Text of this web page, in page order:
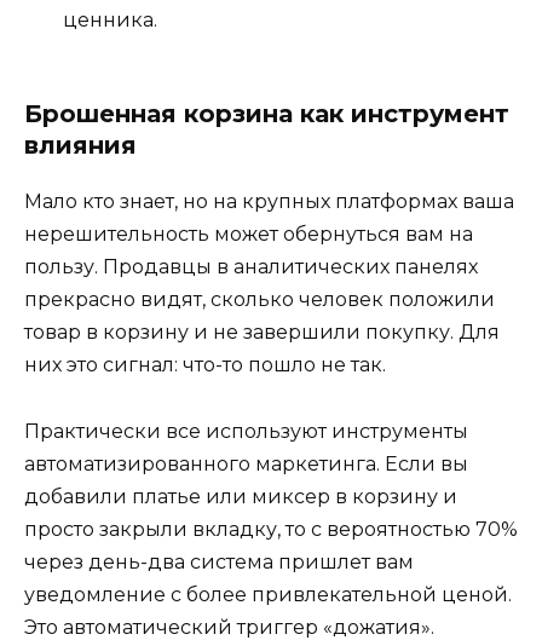
ценника.
Брошенная корзина как инструмент
влияния
Мало кто знает, но на крупных платформах ваша
нерешительность может обернуться вам на
пользу. Продавцы в аналитических панелях
прекрасно видят, сколько человек положили
товар в корзину и не завершили покупку. Для
них это сигнал: что-то пошло не так.
Практически все используют инструменты
автоматизированного маркетинга. Если вы
добавили платье или миксер в корзину и
просто закрыли вкладку, то с вероятностью 70%
через день-два система пришлет вам
уведомление с более привлекательной ценой.
Это автоматический триггер «дожатия».